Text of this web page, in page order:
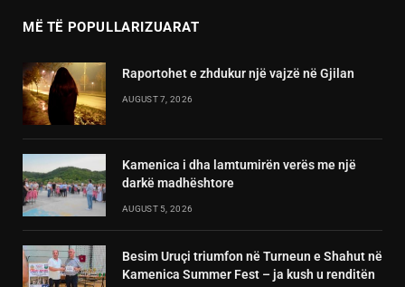
MË TË POPULLARIZUARAT
Raportohet e zhdukur një vajzë në Gjilan
AUGUST 7, 2026
Kamenica i dha lamtumirën verës me një
darkë madhështore
AUGUST 5, 2026
Besim Uruçi triumfon në Turneun e Shahut në
Kamenica Summer Fest – ja kush u renditën